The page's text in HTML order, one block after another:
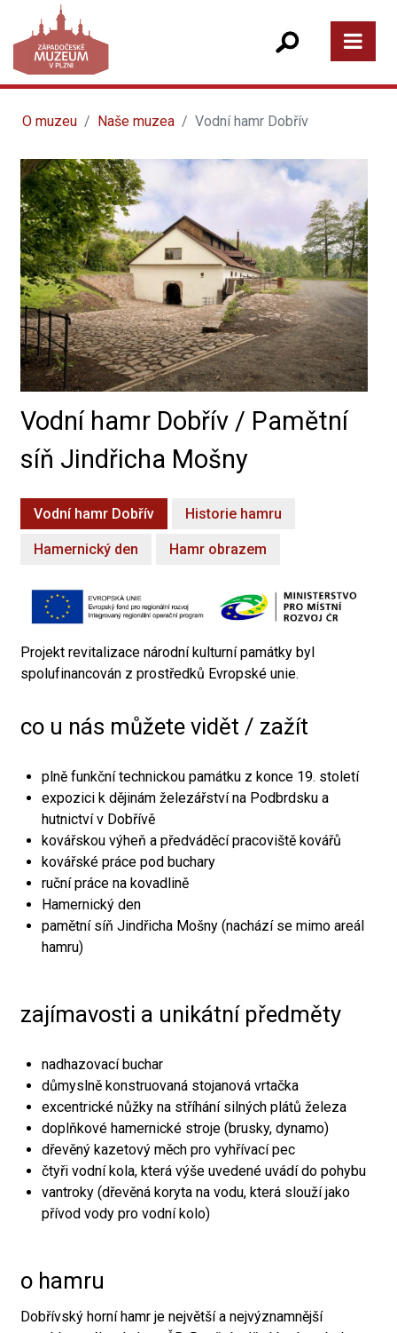
O muzeu Naše muzea Vodní hamr Dobřív
Vodní hamr Dobřív / Pamětní
síň Jindřicha Mošny
Vodní hamr Dobřív Historie hamru
Hamernický den Hamr obrazem
Projekt revitalizace národní kulturní památky byl
spolufinancován z prostředků Evropské unie.
co u nás můžete vidět / zažít
plně funkční technickou památku z konce 19. století
expozici k dějinám železářství na Podbrdsku a
hutnictví v Dobřívě
kovářskou výheň a předváděcí pracoviště kovářů
kovářské práce pod buchary
ruční práce na kovadlině
Hamernický den
pamětní síň Jindřicha Mošny (nachází se mimo areál
hamru)
zajímavosti a unikátní předměty
nadhazovací buchar
důmyslně konstruovaná stojanová vrtačka
excentrické nůžky na stříhání silných plátů železa
doplňkové hamernické stroje (brusky, dynamo)
dřevěný kazetový měch pro vyhřívací pec
čtyři vodní kola, která výše uvedené uvádí do pohybu
vantroky (dřevěná koryta na vodu, která slouží jako
přívod vody pro vodní kolo)
o hamru
Dobřívský horní hamr je největší a nejvýznamnější